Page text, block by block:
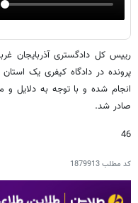
رییس کل دادگستری آذربایجان
پرونده در دادگاه کیفری یک
انجام شده و با توجه به
صادر شد.
46
کد مطلب1879913